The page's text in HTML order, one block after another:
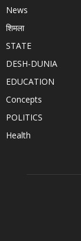
News
शिमला
STATE
DESH-DUNIA
EDUCATION
Concepts
POLITICS
Health